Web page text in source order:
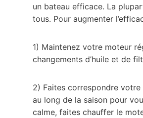
un bateau efficace. La
tous. Pour augmenter
1) Maintenez votre moteur
changements d’huile et de
2) Faites correspondre
au long de la saison pour
calme, faites chauffer le